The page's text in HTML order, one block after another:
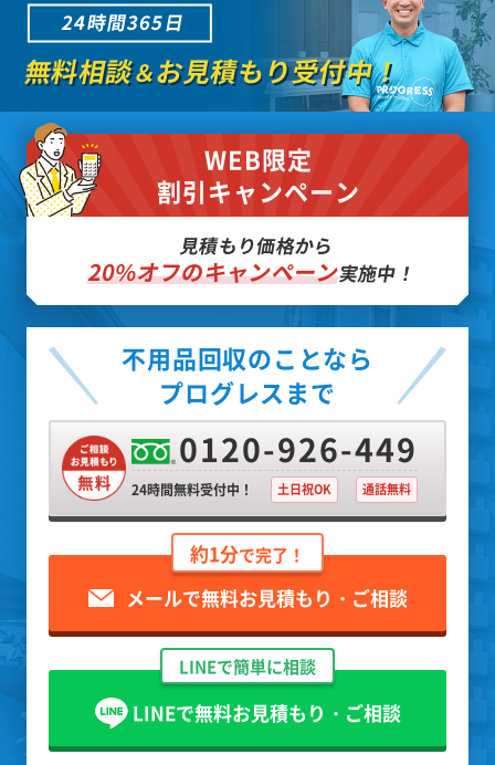
24時間365日
無料相談＆お見積もり受付中！
WEB限定
割引キャンペーン
見積もり価格から
20%オフのキャンペーン実施中！
不用品回収のことなら
プログレスまで
0120-926-449
24時間無料受付中！ 土日祝OK 通話無料
約1分で完了！
メールで無料お見積もり・ご相談
LINEで簡単に相談
LINEで無料お見積もり・ご相談